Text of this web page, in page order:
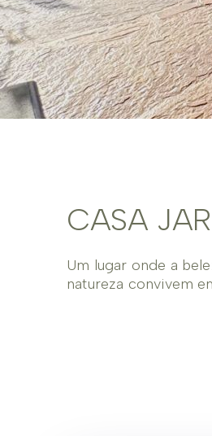
CASA
Um lugar onde a
natureza convivem